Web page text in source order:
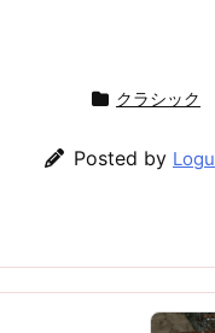
クラシック
Posted by Logu